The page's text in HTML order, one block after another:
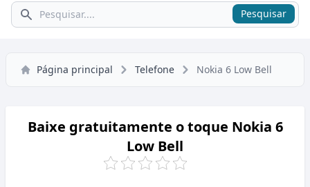
Pesquisar Pesquisar
Página principal Telefone Nokia 6 Low Bell
Baixe gratuitamente o toque Nokia 6
Low Bell